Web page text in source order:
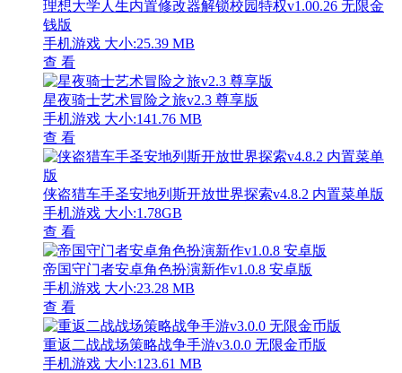
理想大学人生内置修改器解锁校园特权v1.00.26 无限金
钱版
手机游戏 大小:25.39 MB
查 看
星夜骑士艺术冒险之旅v2.3 尊享版
手机游戏 大小:141.76 MB
查 看
侠盗猎车手圣安地列斯开放世界探索v4.8.2 内置菜单版
手机游戏 大小:1.78GB
查 看
帝国守门者安卓角色扮演新作v1.0.8 安卓版
手机游戏 大小:23.28 MB
查 看
重返二战战场策略战争手游v3.0.0 无限金币版
手机游戏 大小:123.61 MB